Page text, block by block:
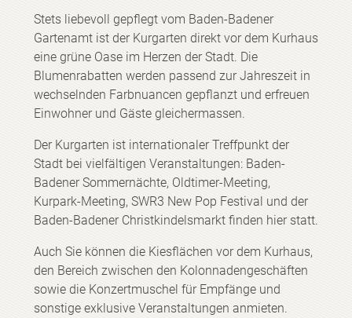
Stets liebevoll gepflegt vom Baden-Badener
Gartenamt ist der Kurgarten direkt vor dem Kurhaus
eine grüne Oase im Herzen der Stadt. Die
Blumenrabatten werden passend zur Jahreszeit in
wechselnden Farbnuancen gepflanzt und erfreuen
Einwohner und Gäste gleichermassen.
Der Kurgarten ist internationaler Treffpunkt der
Stadt bei vielfältigen Veranstaltungen: Baden-
Badener Sommernächte, Oldtimer-Meeting,
Kurpark-Meeting, SWR3 New Pop Festival und der
Baden-Badener Christkindelsmarkt finden hier statt.
Auch Sie können die Kiesflächen vor dem Kurhaus,
den Bereich zwischen den Kolonnadengeschäften
sowie die Konzertmuschel für Empfänge und
sonstige exklusive Veranstaltungen anmieten.